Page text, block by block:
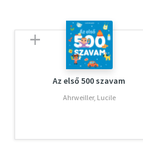
Az első 500 szavam
Ahrweiller, Lucile